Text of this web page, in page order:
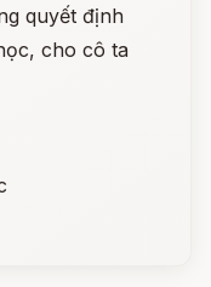
quyết định
cho cô ta